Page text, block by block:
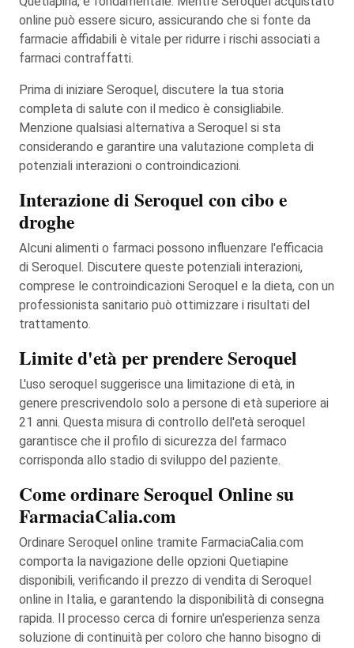
online può essere sicuro, assicurando che si fonte da
farmacie affidabili è vitale per ridurre i rischi associati a
farmaci contraffatti.
Prima di iniziare Seroquel, discutere la tua storia
completa di salute con il medico è consigliabile.
Menzione qualsiasi alternativa a Seroquel si sta
considerando e garantire una valutazione completa di
potenziali interazioni o controindicazioni.
Interazione di Seroquel con cibo e
droghe
Alcuni alimenti o farmaci possono influenzare l'efficacia
di Seroquel. Discutere queste potenziali interazioni,
comprese le controindicazioni Seroquel e la dieta, con un
professionista sanitario può ottimizzare i risultati del
trattamento.
Limite d'età per prendere Seroquel
L'uso seroquel suggerisce una limitazione di età, in
genere prescrivendolo solo a persone di età superiore ai
21 anni. Questa misura di controllo dell'età seroquel
garantisce che il profilo di sicurezza del farmaco
corrisponda allo stadio di sviluppo del paziente.
Come ordinare Seroquel Online su
FarmaciaCalia.com
Ordinare Seroquel online tramite FarmaciaCalia.com
comporta la navigazione delle opzioni Quetiapine
disponibili, verificando il prezzo di vendita di Seroquel
online in Italia, e garantendo la disponibilità di consegna
rapida. Il processo cerca di fornire un'esperienza senza
soluzione di continuità per coloro che hanno bisogno di